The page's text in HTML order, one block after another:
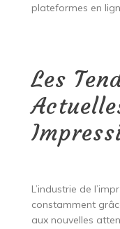
plateformes en
Les
L’industrie de
constamment
aux nouvelles